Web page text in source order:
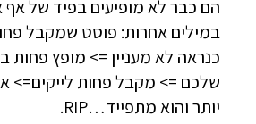
הם כבר לא מופיעים בפיד של
במילים אחרות: פוסט שמקבל
כנראה לא מעניין => מופץ פחות
שלכם => מקבל פחות לייקים=>
יותר והוא מתפייד…RIP.